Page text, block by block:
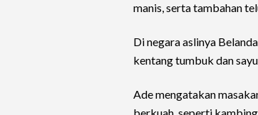
manis, serta tambahan
Di negara aslinya
kentang tumbuk dan
Ade mengatakan